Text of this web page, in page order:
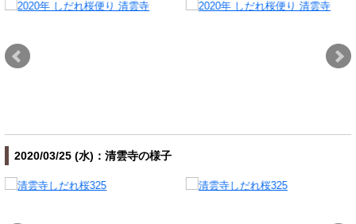
2020/03/25 (水)：清雲寺の様子